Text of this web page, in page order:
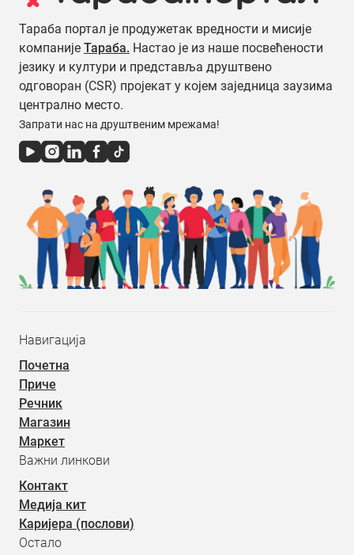
Тараба портал је продужетак вредности и мисије
компаније Тараба. Настао је из наше посвећености
језику и култури и представља друштвено
одговоран (CSR) пројекат у којем заједница заузима
централно место.
Запрати нас на друштвеним мрежама!
Навигација
Почетна
Приче
Речник
Магазин
Маркет
Важни линкови
Контакт
Медија кит
Каријера (послови)
Остало